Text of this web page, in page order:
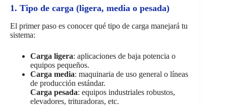
1. Tipo de carga (ligera, media o pesada)
El primer paso es conocer qué tipo de carga manejará tu
sistema:
Carga ligera: aplicaciones de baja potencia o
equipos pequeños.
Carga media: maquinaria de uso general o líneas
de producción estándar.
Carga pesada: equipos industriales robustos,
elevadores, trituradoras, etc.